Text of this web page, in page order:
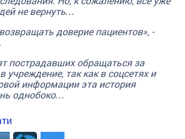
не вернуть…
доверие пациентов», -
пострадавших обращаться за
учреждение, так как в соцсетях и
информации эта история
однобоко…